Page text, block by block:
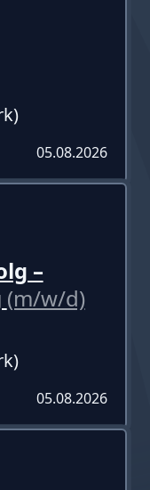
05.08.2026
–
(m/w/d)
05.08.2026